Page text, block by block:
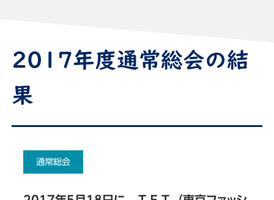
2017年度通常総会の結
果
通常総会